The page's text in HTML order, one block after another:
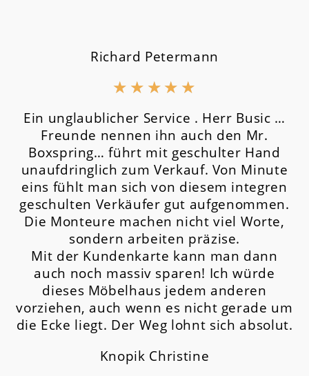
Richard Petermann
★ ★ ★ ★ ★
Ein unglaublicher Service . Herr Busic …
Freunde nennen ihn auch den Mr.
Boxspring… führt mit geschulter Hand
unaufdringlich zum Verkauf. Von Minute
eins fühlt man sich von diesem integren
geschulten Verkäufer gut aufgenommen.
Die Monteure machen nicht viel Worte,
sondern arbeiten präzise.
Mit der Kundenkarte kann man dann
auch noch massiv sparen! Ich würde
dieses Möbelhaus jedem anderen
vorziehen, auch wenn es nicht gerade um
die Ecke liegt. Der Weg lohnt sich absolut.
Knopik Christine